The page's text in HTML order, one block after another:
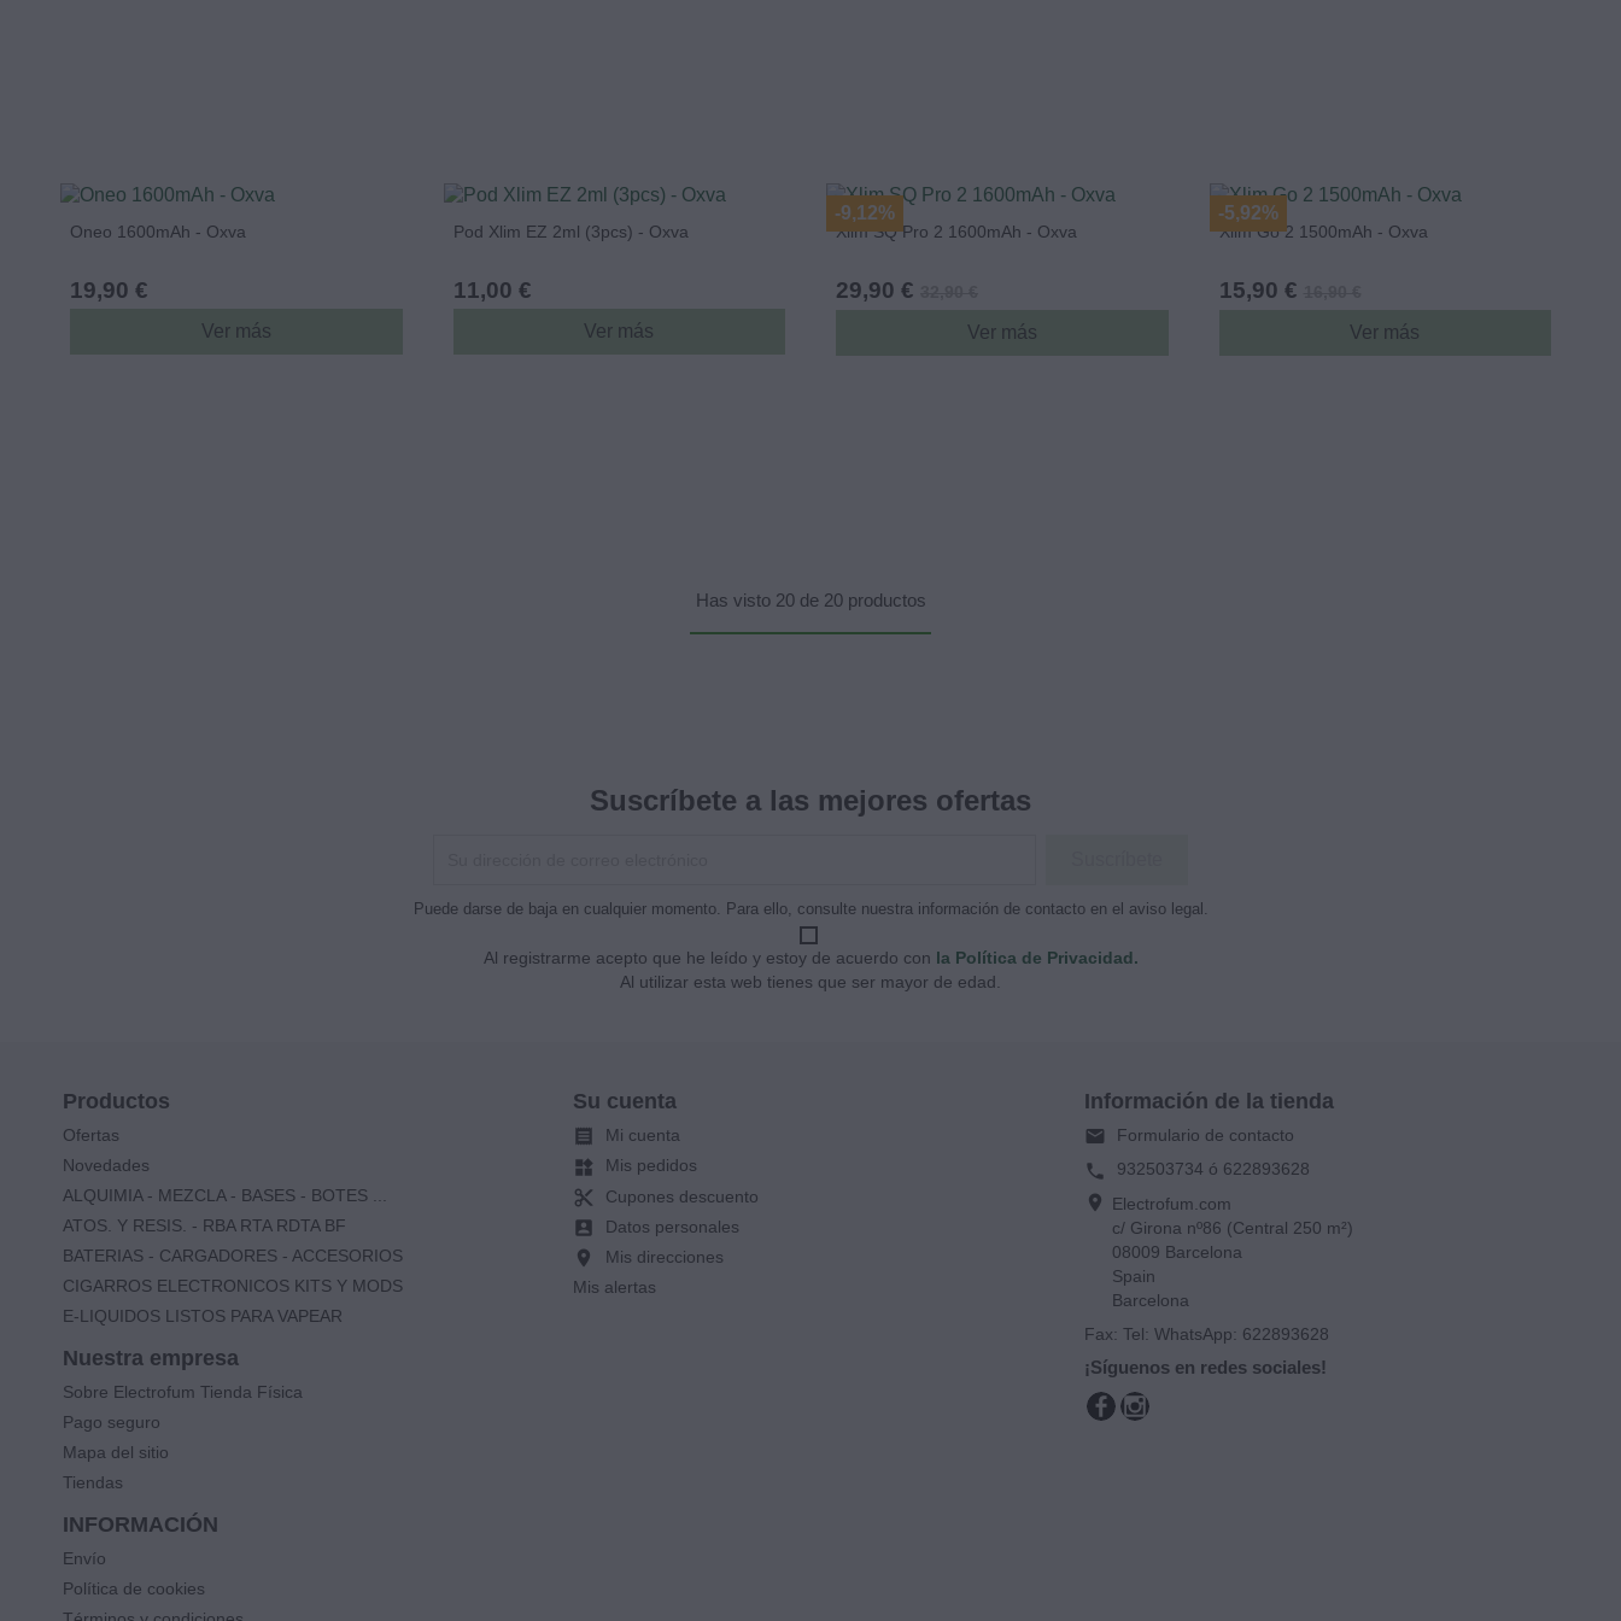
Oneo 1600mAh - Oxva
19,90 €
Ver más
Pod Xlim EZ 2ml (3pcs) - Oxva
11,00 €
Ver más
Xlim SQ Pro 2 1600mAh - Oxva
29,90 €
Ver más
-9,12%
Xlim Go 2 1500mAh - Oxva
15,90 €
Ver más
-5,92%
Has visto 20 de 20 productos
Suscríbete a las mejores ofertas
Puede darse de baja en cualquier momento. Para ello, consulte nuestra información de contacto en el aviso legal.
Al registrarme acepto que he leído y estoy de acuerdo con la Política de Privacidad.
Al utilizar esta web tienes que ser mayor de edad.
Productos
Ofertas
Novedades
ALQUIMIA - MEZCLA - BASES - BOTES ...
ATOS. Y RESIS. - RBA RTA RDTA BF
BATERIAS - CARGADORES - ACCESORIOS
CIGARROS ELECTRONICOS KITS Y MODS
E-LIQUIDOS LISTOS PARA VAPEAR
Nuestra empresa
Sobre Electrofum Tienda Física
Pago seguro
Mapa del sitio
Tiendas
INFORMACIÓN
Envío
Política de cookies
Su cuenta
 Mi cuenta
widgets Mis pedidos
content_cut Cupones descuento
account_box Datos personales
location_on
Mis direcciones
Mis alertas
Información de la tienda
email Formulario de contacto
phone 932503734 ó 622893628
location_on
Electrofum.com
c/ Girona nº86 (Central 250 m²)
08009 Barcelona
Spain
Barcelona
Fax: Tel: WhatsApp: 622893628
¡Síguenos en redes sociales!
FacebookInstagram